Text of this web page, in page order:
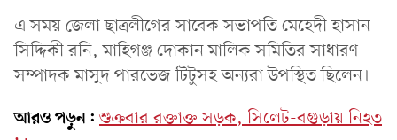
এ সময় জেলা ছাত্রলীগের সাবেক সভাপতি মেহেদী হাসান
সিদ্দিকী রনি, মাহিগঞ্জ দোকান মালিক সমিতির সাধারণ
সম্পাদক মাসুদ পারভেজ টিটুসহ অন্যরা উপস্থিত ছিলেন।
আরও পড়ুন: শুক্রবার রক্তাক্ত সড়ক, সিলেট-বগুড়ায় নিহত